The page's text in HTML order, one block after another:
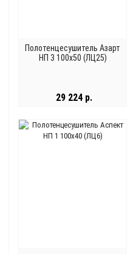
Полотенцесушитель Азарт
НП 3 100x50 (ЛЦ25)
29 224 р.